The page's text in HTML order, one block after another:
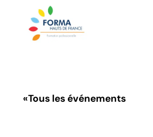
«Tous les événements